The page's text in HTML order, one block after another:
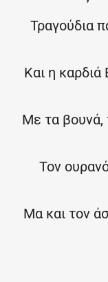
Τραγούδια
Και η
Με τα βουνά,
Τον
Μα και τον